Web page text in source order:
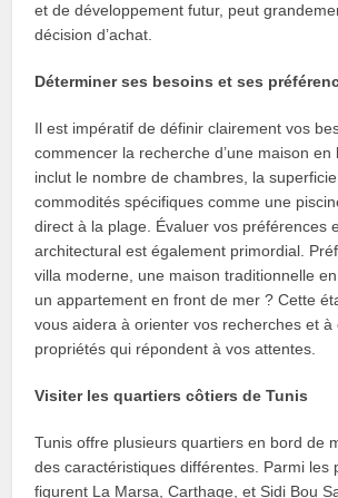
et de développement futur, peut
décision d’achat.
Déterminer ses besoins et ses
Il est impératif de définir clairement vos
commencer la recherche d’une maison en
inclut le nombre de chambres, la
commodités spécifiques comme une
direct à la plage. Évaluer vos préférences
architectural est également primordial.
villa moderne, une maison traditionnelle
un appartement en front de mer ? Cette
vous aidera à orienter vos recherches et à
propriétés qui répondent à vos attentes.
Visiter les quartiers côtiers de Tunis
Tunis offre plusieurs quartiers en bord de
des caractéristiques différentes. Parmi les
figurent La Marsa, Carthage, et Sidi Bou